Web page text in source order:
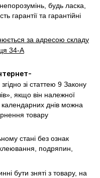
будь ласка,
гарантії та гарантійні
за адресою складу
34-А
зі статтею 9 Закону
якщо він належної
календарних днів можна
товару
стані без ознак
подряпин,
бути зняті з товару, на